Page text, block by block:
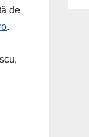
de
.